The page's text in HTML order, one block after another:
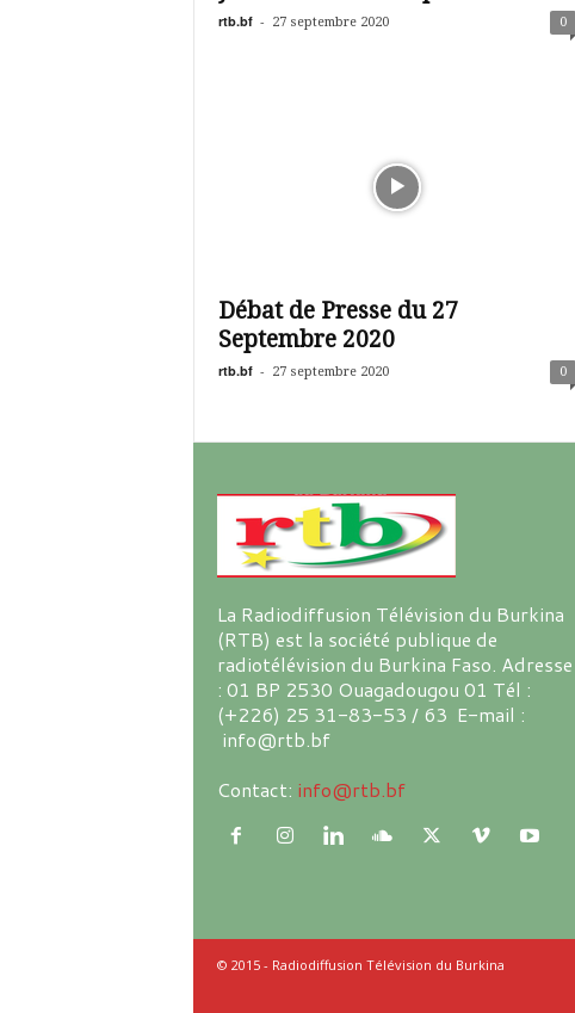
rtb.bf - 27 septembre 2020 0
Débat de Presse du 27
Septembre 2020
rtb.bf - 27 septembre 2020 0
La Radiodiffusion Télévision du Burkina
(RTB) est la société publique de
radiotélévision du Burkina Faso. Adresse
: 01 BP 2530 Ouagadougou 01 Tél :
(+226) 25 31-83-53 / 63 E-mail :
info@rtb.bf
Contact: info@rtb.bf
© 2015 - Radiodiffusion Télévision du Burkina